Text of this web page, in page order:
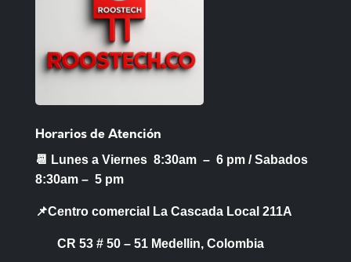
Horarios de Atención
📆 Lunes a Viernes 8:30am – 6 pm /Sabados
8:30am – 5 pm
📌Centro comercial La Cascada Local 211A
CR 53 # 50 – 51 Medellin, Colombia